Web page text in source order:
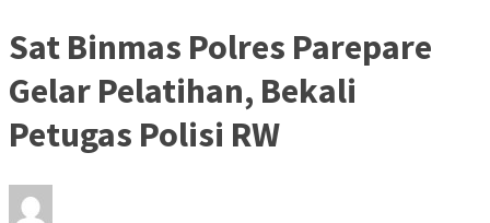
Sat Binmas Polres Parepare
Gelar Pelatihan, Bekali
Petugas Polisi RW